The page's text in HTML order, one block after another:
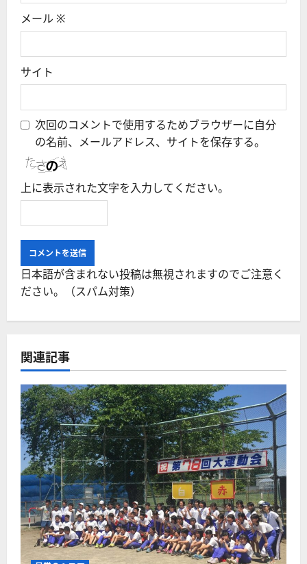
メール ※
サイト
次回のコメントで使用するためブラウザーに自分
の名前、メールアドレス、サイトを保存する。
上に表示された文字を入力してください。
日本語が含まれない投稿は無視されますのでご注意く
ださい。（スパム対策）
関連記事